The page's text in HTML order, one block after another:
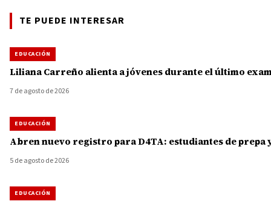
TE PUEDE INTERESAR
EDUCACIÓN
Liliana Carreño alienta a jóvenes durante el último
7 de agosto de 2026
EDUCACIÓN
Abren nuevo registro para D4TA: estudiantes de
5 de agosto de 2026
EDUCACIÓN